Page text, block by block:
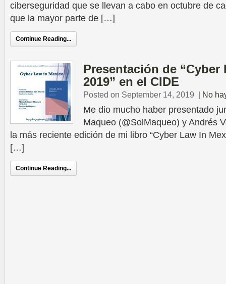
ciberseguridad que se llevan a cabo en octubre de
que la mayor parte de […]
Continue Reading...
Presentación de “Cyber
2019” en el CIDE
Posted on September 14, 2019 | No
Me dio mucho haber presentado
Maqueo (@SolMaqueo) y Andrés
la más reciente edición de mi libro “Cyber Law In
[…]
Continue Reading...